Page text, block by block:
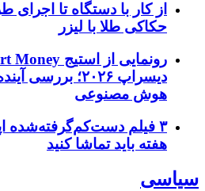
از کار با دستگاه تا اجرای
حکاکی طلا با لیزر
دیسراپ ۲۰۲۶؛
هوش مصنوعی
۳ فیلم دست‌کم‌گرفته‌شده
هفته باید تماشا کنید
سیاسی